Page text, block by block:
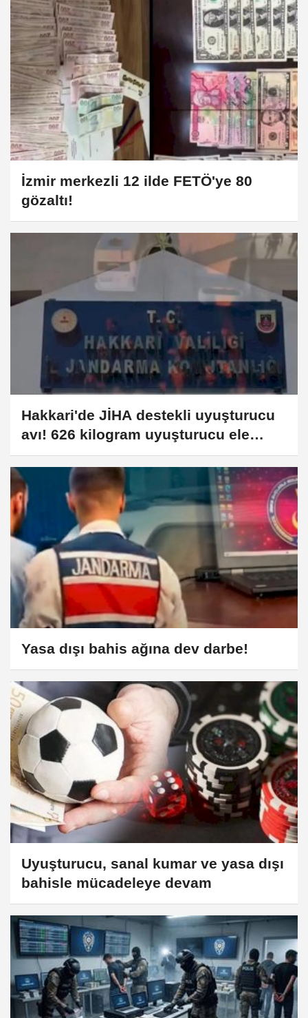
İzmir merkezli 12 ilde FETÖ'ye 80
gözaltı!
Hakkari'de JİHA destekli uyuşturucu
avı! 626 kilogram uyuşturucu ele
geçirildi
Yasa dışı bahis ağına dev darbe!
Uyuşturucu, sanal kumar ve yasa dışı
bahisle mücadeleye devam